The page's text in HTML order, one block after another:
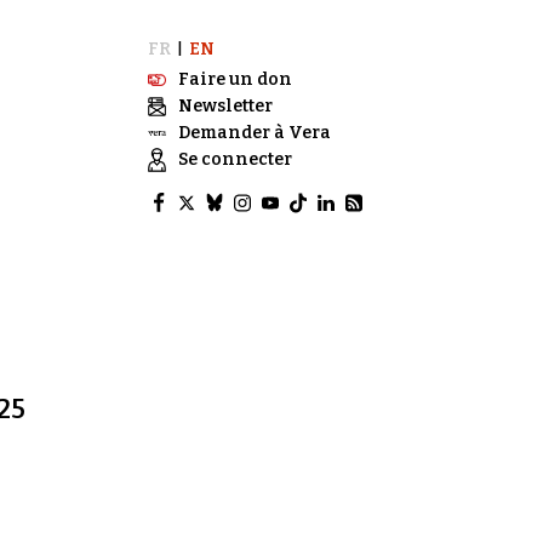
FR
EN
Faire un don
Newsletter
Demander à Vera
Se connecter